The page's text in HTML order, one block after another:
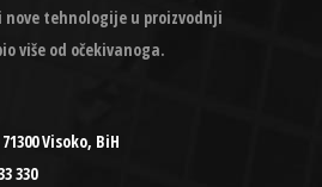
tehnologije u proizvodnji
više od očekivanoga.
Visoko, BiH
330